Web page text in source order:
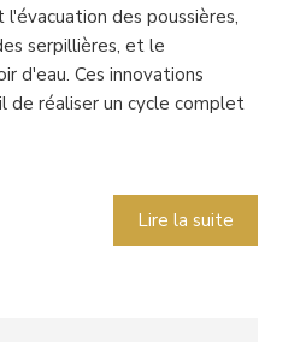
des poussières,
serpillières, et le
d'eau. Ces innovations
de réaliser un cycle complet
Lire la suite